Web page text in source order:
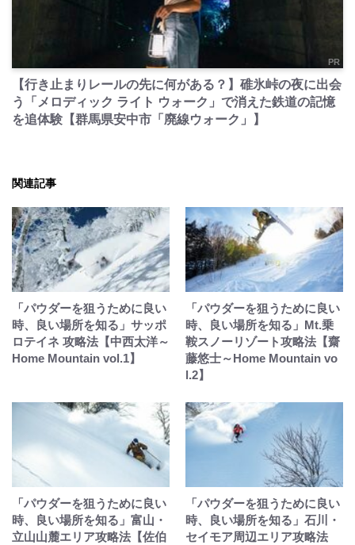
PR
【行き止まりレールの先に何がある？】碓氷峠の夜に出会
う「メロディック ライト ウォーク」で消えた鉄道の記憶
を追体験【群馬県安中市「廃線ウォーク」】
関連記事
「パウダーを狙うために良い
時、良い場所を知る」サッポ
ロテイネ 攻略法【中西太洋～
Home Mountain vol.1】
「パウダーを狙うために良い
時、良い場所を知る」Mt.乗
鞍スノーリゾート攻略法【齋
藤悠士～Home Mountain vo
l.2】
「パウダーを狙うために良い
時、良い場所を知る」富山・
立山山麓エリア攻略法【佐伯
「パウダーを狙うために良い
時、良い場所を知る」石川・
セイモア周辺エリア攻略法